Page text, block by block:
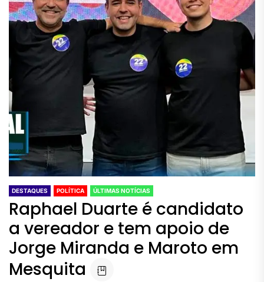
DESTAQUES POLÍTICA ÚLTIMAS NOTÍCIAS
Raphael Duarte é candidato
a vereador e tem apoio de
Jorge Miranda e Maroto em
Mesquita